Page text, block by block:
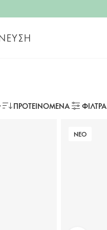
ΠΡΟΤΕΙΝΌΜΕΝΑ ΦΙΛΤΡΑ
ΝΕΟ